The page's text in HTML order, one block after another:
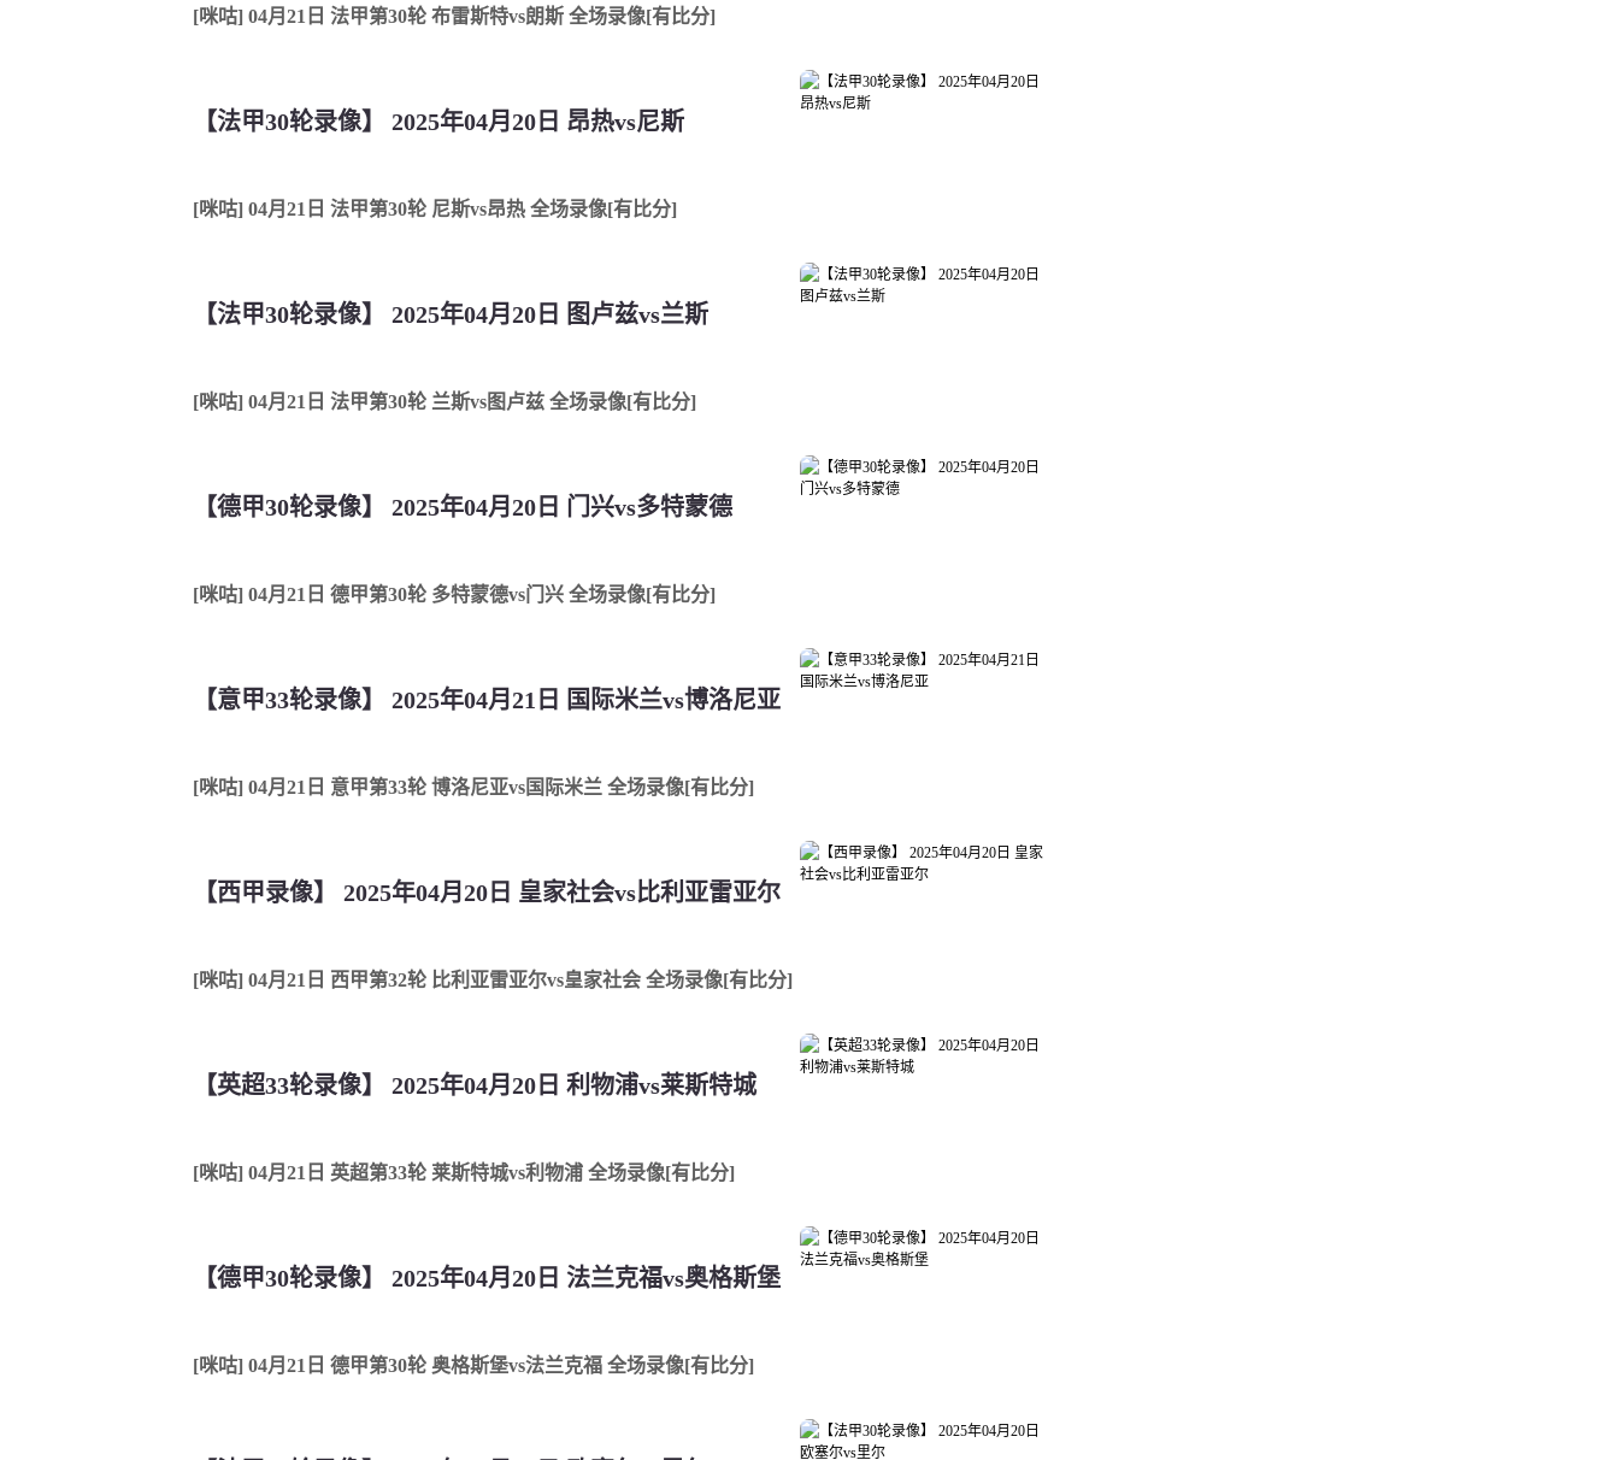
[咪咕] 04月21日 法甲第30轮 布雷斯特vs朗斯 全场录像[有比分]
【法甲30轮录像】 2025年04月20日 昂热vs尼斯
[咪咕] 04月21日 法甲第30轮 尼斯vs昂热 全场录像[有比分]
【法甲30轮录像】 2025年04月20日 图卢兹vs兰斯
[咪咕] 04月21日 法甲第30轮 兰斯vs图卢兹 全场录像[有比分]
【德甲30轮录像】 2025年04月20日 门兴vs多特蒙德
[咪咕] 04月21日 德甲第30轮 多特蒙德vs门兴 全场录像[有比分]
【意甲33轮录像】 2025年04月21日 国际米兰vs博洛尼亚
[咪咕] 04月21日 意甲第33轮 博洛尼亚vs国际米兰 全场录像[有比分]
【西甲录像】 2025年04月20日 皇家社会vs比利亚雷亚尔
[咪咕] 04月21日 西甲第32轮 比利亚雷亚尔vs皇家社会 全场录像[有比分]
【英超33轮录像】 2025年04月20日 利物浦vs莱斯特城
[咪咕] 04月21日 英超第33轮 莱斯特城vs利物浦 全场录像[有比分]
【德甲30轮录像】 2025年04月20日 法兰克福vs奥格斯堡
[咪咕] 04月21日 德甲第30轮 奥格斯堡vs法兰克福 全场录像[有比分]